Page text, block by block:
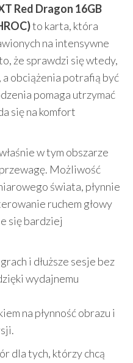
Red Dragon 16GB
to karta, która
na intensywne
że sprawdzi się wtedy,
a obciążenia potrafią być
pomaga utrzymać
się na komfort
w tym obszarze
Możliwość
świata, płynnie
ruchem głowy
się bardziej
i dłuższe sesje bez
wydajnemu
na płynność obrazu i
dla tych, którzy chcą